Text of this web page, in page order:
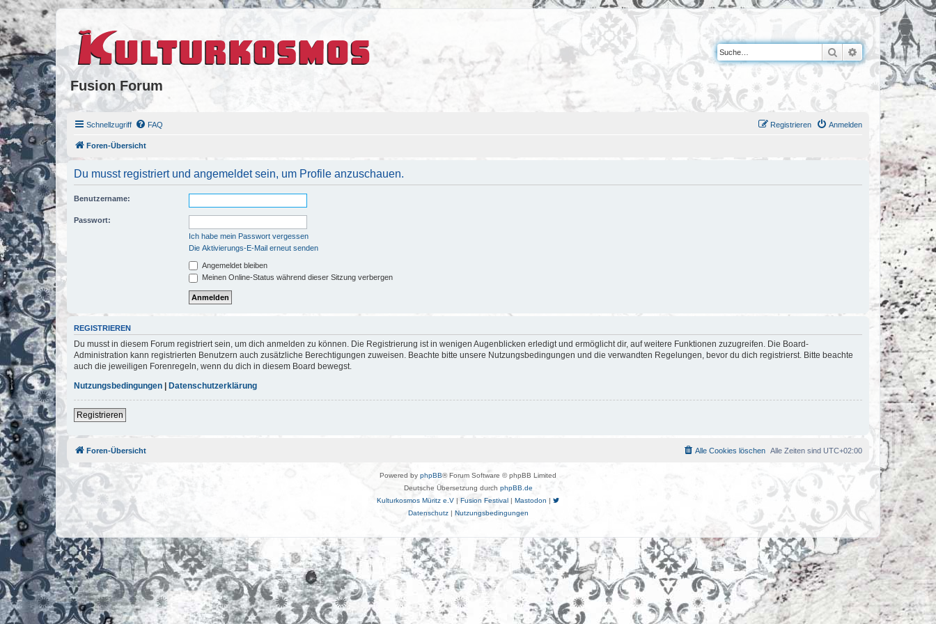
Fusion Forum
Suche Erweiterte Suche
Schnellzugriff FAQ Anmelden
Registrieren
Foren-Übersicht
Du musst registriert und angemeldet sein, um Profile anzuschauen.
Benutzername:
Passwort:
Ich habe mein Passwort vergessen
Die Aktivierungs-E-Mail erneut senden
Angemeldet bleiben
Meinen Online-Status während dieser Sitzung verbergen
REGISTRIEREN
Du musst in diesem Forum registriert sein, um dich anmelden zu können. Die Registrierung ist in wenigen Augenblicken erledigt und ermöglicht dir, auf weitere Funktionen zuzugreifen. Die Board-
Administration kann registrierten Benutzern auch zusätzliche Berechtigungen zuweisen. Beachte bitte unsere Nutzungsbedingungen und die verwandten Regelungen, bevor du dich registrierst. Bitte beachte
auch die jeweiligen Forenregeln, wenn du dich in diesem Board bewegst.
Nutzungsbedingungen
Datenschutzerklärung
Registrieren
Foren-Übersicht Alle Zeiten sind UTC+02:00
Alle Cookies löschen
Powered by phpBB® Forum Software © phpBB Limited
Deutsche Übersetzung durch phpBB.de
Kulturkosmos Müritz e.V | Fusion Festival | Mastodon |
Datenschutz| Nutzungsbedingungen